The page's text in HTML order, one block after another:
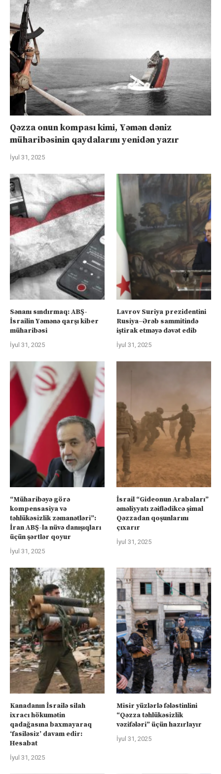
Qəzza onun kompası kimi, Yəmən dəniz
müharibəsinin qaydalarını yenidən yazır
İyul 31, 2025
Sənanı sındırmaq: ABŞ-
İsrailin Yəmənə qarşı kiber
müharibəsi
İyul 31, 2025
Lavrov Suriya prezidentini
Rusiya–Ərəb sammitində
iştirak etməyə dəvət edib
İyul 31, 2025
“Müharibəyə görə
kompensasiya və
təhlükəsizlik zəmanətləri”:
İran ABŞ-la nüvə danışıqları
üçün şərtlər qoyur
İyul 31, 2025
İsrail “Gideonun Arabaları”
əməliyyatı zəiflədikcə şimal
Qəzzadan qoşunlarını
çıxarır
İyul 31, 2025
Kanadanın İsrailə silah
ixracı hökumətin
qadağasına baxmayaraq
‘fasiləsiz’ davam edir:
Hesabat
İyul 31, 2025
Misir yüzlərlə fələstinlini
“Qəzza təhlükəsizlik
vəzifələri” üçün hazırlayır
İyul 31, 2025